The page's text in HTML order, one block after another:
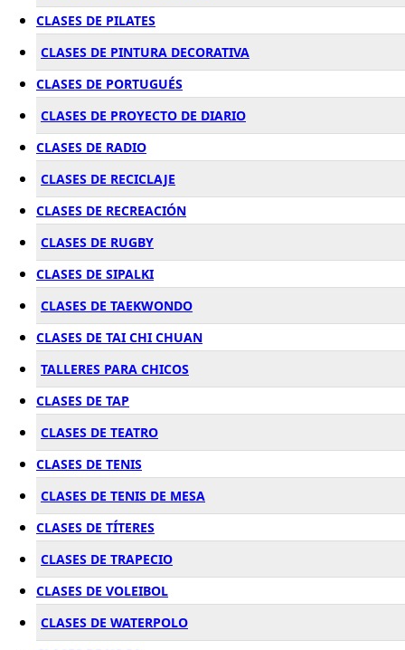
CLASES DE PILATES
CLASES DE PINTURA DECORATIVA
CLASES DE PORTUGUÉS
CLASES DE PROYECTO DE DIARIO
CLASES DE RADIO
CLASES DE RECICLAJE
CLASES DE RECREACIÓN
CLASES DE RUGBY
CLASES DE SIPALKI
CLASES DE TAEKWONDO
CLASES DE TAI CHI CHUAN
TALLERES PARA CHICOS
CLASES DE TAP
CLASES DE TEATRO
CLASES DE TENIS
CLASES DE TENIS DE MESA
CLASES DE TÍTERES
CLASES DE TRAPECIO
CLASES DE VOLEIBOL
CLASES DE WATERPOLO